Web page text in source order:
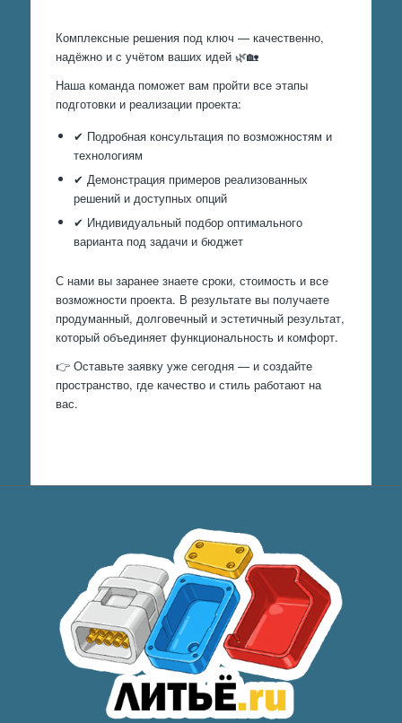
Комплексные решения под ключ — качественно,
надёжно и с учётом ваших идей 🌿🏡
Наша команда поможет вам пройти все этапы
подготовки и реализации проекта:
✔ Подробная консультация по возможностям и
технологиям
✔ Демонстрация примеров реализованных
решений и доступных опций
✔ Индивидуальный подбор оптимального
варианта под задачи и бюджет
С нами вы заранее знаете сроки, стоимость и все
возможности проекта. В результате вы получаете
продуманный, долговечный и эстетичный результат,
который объединяет функциональность и комфорт.
👉 Оставьте заявку уже сегодня — и создайте
пространство, где качество и стиль работают на
вас.